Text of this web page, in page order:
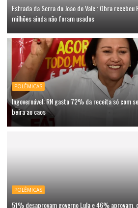
Estrada da Serra do João do Vale : Obra
milhões ainda não foram usados
POLÊMICAS
Ingovernável: RN gasta 72% da receita só com
beira ao caos
POLÊMICAS
51% desaprovam governo Lula e 46% aprovam,